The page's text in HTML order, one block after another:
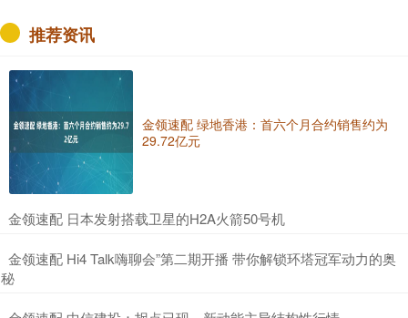
推荐资讯
金领速配 绿地香港：首六个月合约销售约为
29.72亿元
​金领速配 日本发射搭载卫星的H2A火箭50号机
​金领速配 Hi4 Talk嗨聊会”第二期开播 带你解锁环塔冠军动力的奥
秘